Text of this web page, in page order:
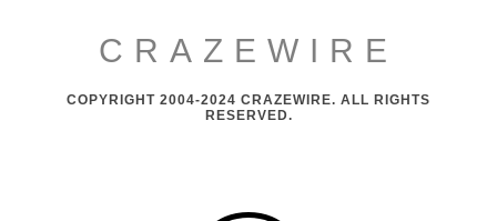
CRAZEWIRE
COPYRIGHT 2004-2024 CRAZEWIRE. ALL RIGHTS
RESERVED.